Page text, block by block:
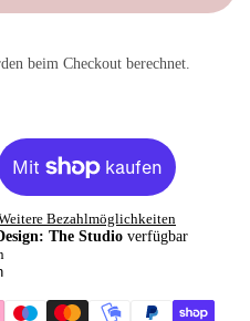
beim Checkout berechnet.
Bezahlmöglichkeiten
The Studio verfügbar